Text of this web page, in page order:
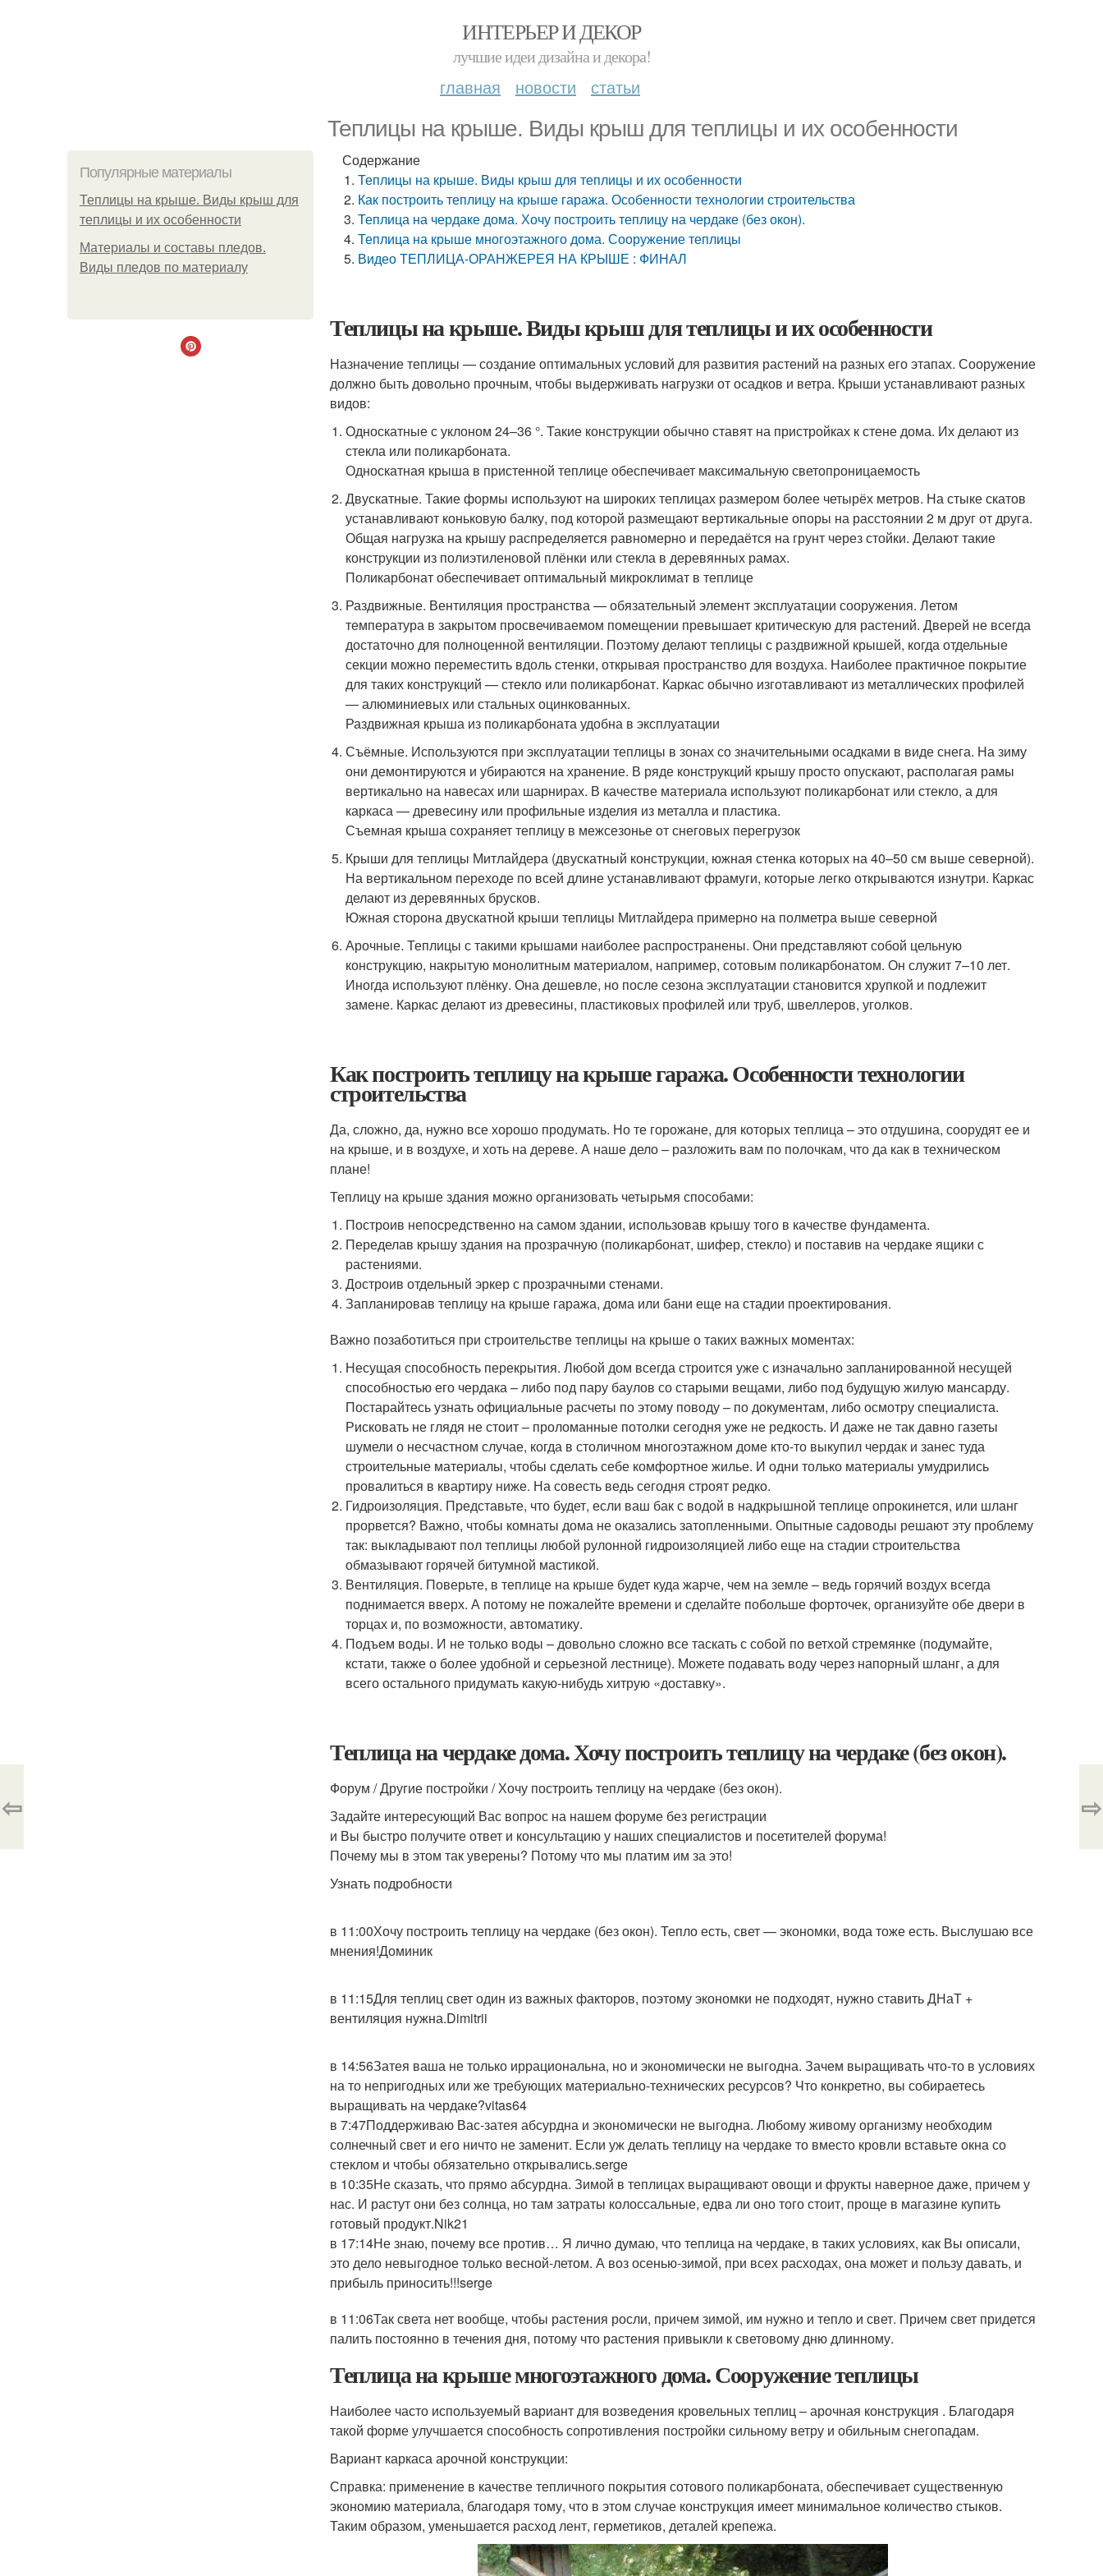
ИНТЕРЬЕР И ДЕКОР
лучшие идеи дизайна и декора!
главная новости статьи
Теплицы на крыше. Виды крыш для теплицы и их особенности
Популярные материалы
Теплицы на крыше. Виды крыш для
теплицы и их особенности
Материалы и составы пледов.
Виды пледов по материалу
Содержание
Теплицы на крыше. Виды крыш для теплицы и их особенности
Как построить теплицу на крыше гаража. Особенности технологии строительства
Теплица на чердаке дома. Хочу построить теплицу на чердаке (без окон).
Теплица на крыше многоэтажного дома. Сооружение теплицы
Видео ТЕПЛИЦА-ОРАНЖЕРЕЯ НА КРЫШЕ : ФИНАЛ
Теплицы на крыше. Виды крыш для теплицы и их особенности
Назначение теплицы — создание оптимальных условий для развития растений на разных его этапах. Сооружение
должно быть довольно прочным, чтобы выдерживать нагрузки от осадков и ветра. Крыши устанавливают разных
видов:
Односкатные с уклоном 24–36 °. Такие конструкции обычно ставят на пристройках к стене дома. Их делают из
стекла или поликарбоната.
Односкатная крыша в пристенной теплице обеспечивает максимальную светопроницаемость
Двускатные. Такие формы используют на широких теплицах размером более четырёх метров. На стыке скатов
устанавливают коньковую балку, под которой размещают вертикальные опоры на расстоянии 2 м друг от друга.
Общая нагрузка на крышу распределяется равномерно и передаётся на грунт через стойки. Делают такие
конструкции из полиэтиленовой плёнки или стекла в деревянных рамах.
Поликарбонат обеспечивает оптимальный микроклимат в теплице
Раздвижные. Вентиляция пространства — обязательный элемент эксплуатации сооружения. Летом
температура в закрытом просвечиваемом помещении превышает критическую для растений. Дверей не всегда
достаточно для полноценной вентиляции. Поэтому делают теплицы с раздвижной крышей, когда отдельные
секции можно переместить вдоль стенки, открывая пространство для воздуха. Наиболее практичное покрытие
для таких конструкций — стекло или поликарбонат. Каркас обычно изготавливают из металлических профилей
— алюминиевых или стальных оцинкованных.
Раздвижная крыша из поликарбоната удобна в эксплуатации
Съёмные. Используются при эксплуатации теплицы в зонах со значительными осадками в виде снега. На зиму
они демонтируются и убираются на хранение. В ряде конструкций крышу просто опускают, располагая рамы
вертикально на навесах или шарнирах. В качестве материала используют поликарбонат или стекло, а для
каркаса — древесину или профильные изделия из металла и пластика.
Съемная крыша сохраняет теплицу в межсезонье от снеговых перегрузок
Крыши для теплицы Митлайдера (двускатный конструкции, южная стенка которых на 40–50 см выше северной).
На вертикальном переходе по всей длине устанавливают фрамуги, которые легко открываются изнутри. Каркас
делают из деревянных брусков.
Южная сторона двускатной крыши теплицы Митлайдера примерно на полметра выше северной
Арочные. Теплицы с такими крышами наиболее распространены. Они представляют собой цельную
конструкцию, накрытую монолитным материалом, например, сотовым поликарбонатом. Он служит 7–10 лет.
Иногда используют плёнку. Она дешевле, но после сезона эксплуатации становится хрупкой и подлежит
замене. Каркас делают из древесины, пластиковых профилей или труб, швеллеров, уголков.
Как построить теплицу на крыше гаража. Особенности технологии
строительства
Да, сложно, да, нужно все хорошо продумать. Но те горожане, для которых теплица – это отдушина, соорудят ее и
на крыше, и в воздухе, и хоть на дереве. А наше дело – разложить вам по полочкам, что да как в техническом
плане!
Теплицу на крыше здания можно организовать четырьмя способами:
Построив непосредственно на самом здании, использовав крышу того в качестве фундамента.
Переделав крышу здания на прозрачную (поликарбонат, шифер, стекло) и поставив на чердаке ящики с
растениями.
Достроив отдельный эркер с прозрачными стенами.
Запланировав теплицу на крыше гаража, дома или бани еще на стадии проектирования.
Важно позаботиться при строительстве теплицы на крыше о таких важных моментах:
Несущая способность перекрытия. Любой дом всегда строится уже с изначально запланированной несущей
способностью его чердака – либо под пару баулов со старыми вещами, либо под будущую жилую мансарду.
Постарайтесь узнать официальные расчеты по этому поводу – по документам, либо осмотру специалиста.
Рисковать не глядя не стоит – проломанные потолки сегодня уже не редкость. И даже не так давно газеты
шумели о несчастном случае, когда в столичном многоэтажном доме кто-то выкупил чердак и занес туда
строительные материалы, чтобы сделать себе комфортное жилье. И одни только материалы умудрились
провалиться в квартиру ниже. На совесть ведь сегодня строят редко.
Гидроизоляция. Представьте, что будет, если ваш бак с водой в надкрышной теплице опрокинется, или шланг
прорвется? Важно, чтобы комнаты дома не оказались затопленными. Опытные садоводы решают эту проблему
так: выкладывают пол теплицы любой рулонной гидроизоляцией либо еще на стадии строительства
обмазывают горячей битумной мастикой.
Вентиляция. Поверьте, в теплице на крыше будет куда жарче, чем на земле – ведь горячий воздух всегда
поднимается вверх. А потому не пожалейте времени и сделайте побольше форточек, организуйте обе двери в
торцах и, по возможности, автоматику.
Подъем воды. И не только воды – довольно сложно все таскать с собой по ветхой стремянке (подумайте,
кстати, также о более удобной и серьезной лестнице). Можете подавать воду через напорный шланг, а для
всего остального придумать какую-нибудь хитрую «доставку».
Теплица на чердаке дома. Хочу построить теплицу на чердаке (без окон).
Форум / Другие постройки / Хочу построить теплицу на чердаке (без окон).
Задайте интересующий Вас вопрос на нашем форуме без регистрации
и Вы быстро получите ответ и консультацию у наших специалистов и посетителей форума!
Почему мы в этом так уверены? Потому что мы платим им за это!
Узнать подробности
в 11:00Хочу построить теплицу на чердаке (без окон). Тепло есть, свет — экономки, вода тоже есть. Выслушаю все
мнения!Доминик
в 11:15Для теплиц свет один из важных факторов, поэтому экономки не подходят, нужно ставить ДНаТ +
вентиляция нужна.Dimitrii
в 14:56Затея ваша не только иррациональна, но и экономически не выгодна. Зачем выращивать что-то в условиях
на то непригодных или же требующих материально-технических ресурсов? Что конкретно, вы собираетесь
выращивать на чердаке?vitas64
в 7:47Поддерживаю Вас-затея абсурдна и экономически не выгодна. Любому живому организму необходим
солнечный свет и его ничто не заменит. Если уж делать теплицу на чердаке то вместо кровли вставьте окна со
стеклом и чтобы обязательно открывались.serge
в 10:35Не сказать, что прямо абсурдна. Зимой в теплицах выращивают овощи и фрукты наверное даже, причем у
нас. И растут они без солнца, но там затраты колоссальные, едва ли оно того стоит, проще в магазине купить
готовый продукт.Nik21
в 17:14Не знаю, почему все против… Я лично думаю, что теплица на чердаке, в таких условиях, как Вы описали,
это дело невыгодное только весной-летом. А воз осенью-зимой, при всех расходах, она может и пользу давать, и
прибыль приносить!!!serge
в 11:06Так света нет вообще, чтобы растения росли, причем зимой, им нужно и тепло и свет. Причем свет придется
палить постоянно в течения дня, потому что растения привыкли к световому дню длинному.
Теплица на крыше многоэтажного дома. Сооружение теплицы
Наиболее часто используемый вариант для возведения кровельных теплиц – арочная конструкция . Благодаря
такой форме улучшается способность сопротивления постройки сильному ветру и обильным снегопадам.
Вариант каркаса арочной конструкции:
Справка: применение в качестве тепличного покрытия сотового поликарбоната, обеспечивает существенную
экономию материала, благодаря тому, что в этом случае конструкция имеет минимальное количество стыков.
Таким образом, уменьшается расход лент, герметиков, деталей крепежа.
⇦ ⇨